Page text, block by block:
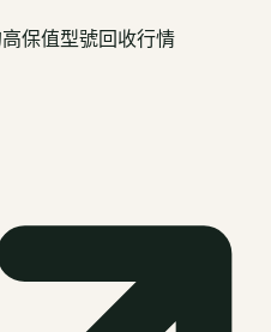
保值型號回收行情